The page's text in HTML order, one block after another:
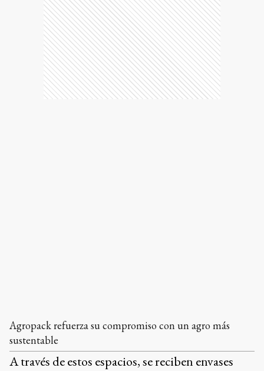
Agropack refuerza su compromiso con un agro más
sustentable
A través de estos espacios, se reciben envases